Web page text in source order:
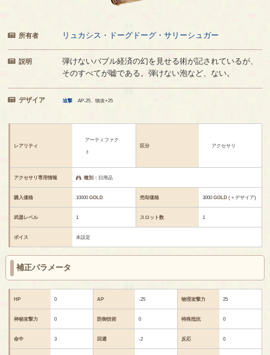
所有者 リュカシス・ドーグドーグ・サリーシュガー
説明
弾けないバブル経済の幻を見せる術が記されているが、
そのすべてが嘘である。弾けない泡など、ない。
デザイア 迫撃 AP-25、物攻+25
レアリティ
アーティファク
ト
区分 アクセサリ
アクセサリ専用情報 種別： 日用品
購入価格 10000GOLD 売却価格 3000GOLD (＋デザイア)
武器レベル 1 スロット数 1
ボイス 未設定
補正パラメータ
HP 0 AP -25 物理攻撃力 25
神秘攻撃力 0 防御技術 0 特殊抵抗 0
命中 3 回避 -2 反応 0